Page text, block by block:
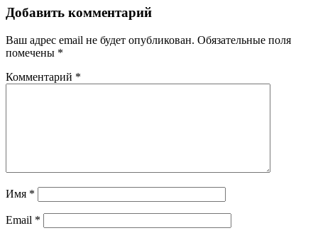
Добавить комментарий
Ваш адрес email не будет опубликован. Обязательные поля
помечены *
Комментарий *
Имя *
Email *